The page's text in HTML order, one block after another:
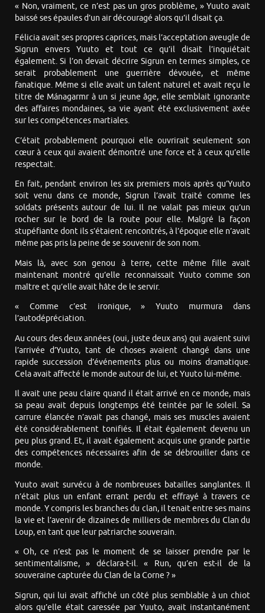
« Non, vraiment, ce n’est pas un gros problème, » Yuuto avait
baissé ses épaules d’un air découragé alors qu’il disait ça.
Félicia avait ses propres caprices, mais l’acceptation aveugle de
Sigrun envers Yuuto et tout ce qu’il disait l’inquiétait
également. Si l’on devait décrire Sigrun en termes simples, ce
serait probablement une guerrière dévouée, et même
fanatique. Même si elle avait un talent naturel et avait reçu le
titre de Mánagarmr à un si jeune âge, elle semblait ignorante
des affaires mondaines, sa vie ayant été exclusivement axée
sur les compétences martiales.
C’était probablement pourquoi elle ouvrirait seulement son
cœur à ceux qui avaient démontré une force et à ceux qu’elle
respectait.
En fait, pendant environ les six premiers mois après qu’Yuuto
soit venu dans ce monde, Sigrun l’avait traité comme les
soldats présents autour de lui. Il ne valait pas mieux qu’un
rocher sur le bord de la route pour elle. Malgré la façon
stupéfiante dont ils s’étaient rencontrés, à l’époque elle n’avait
même pas pris la peine de se souvenir de son nom.
Mais là, avec son genou à terre, cette même fille avait
maintenant montré qu’elle reconnaissait Yuuto comme son
maître et qu’elle avait hâte de le servir.
« Comme c’est ironique, » Yuuto murmura dans
l’autodépréciation.
Au cours des deux années (oui, juste deux ans) qui avaient suivi
l’arrivée d’Yuuto, tant de choses avaient changé dans une
rapide succession d’événements plus ou moins dramatique.
Cela avait affecté le monde autour de lui, et Yuuto lui-même.
Il avait une peau claire quand il était arrivé en ce monde, mais
sa peau avait depuis longtemps été teintée par le soleil. Sa
carrure élancée n’avait pas changé, mais ses muscles avaient
été considérablement tonifiés. Il était également devenu un
peu plus grand. Et, il avait également acquis une grande partie
des compétences nécessaires afin de se débrouiller dans ce
monde.
Yuuto avait survécu à de nombreuses batailles sanglantes. Il
n’était plus un enfant errant perdu et effrayé à travers ce
monde. Y compris les branches du clan, il tenait entre ses mains
la vie et l’avenir de dizaines de milliers de membres du Clan du
Loup, en tant que leur patriarche souverain.
« Oh, ce n’est pas le moment de se laisser prendre par le
sentimentalisme, » déclara-t-il. « Run, qu’en est-il de la
souveraine capturée du Clan de la Corne ? »
Sigrun, qui lui avait affiché un côté plus semblable à un chiot
alors qu’elle était caressée par Yuuto, avait instantanément